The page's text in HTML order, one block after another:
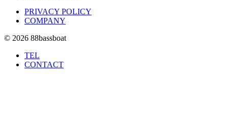
PRIVACY POLICY
COMPANY
© 2026 88bassboat
TEL
CONTACT